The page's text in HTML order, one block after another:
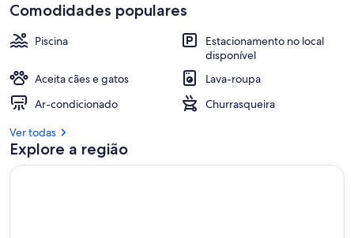
Comodidades populares
Piscina
Estacionamento no local
disponível
Aceita cães e gatos
Lava-roupa
Ar-condicionado
Churrasqueira
Ver todas
Explore a região